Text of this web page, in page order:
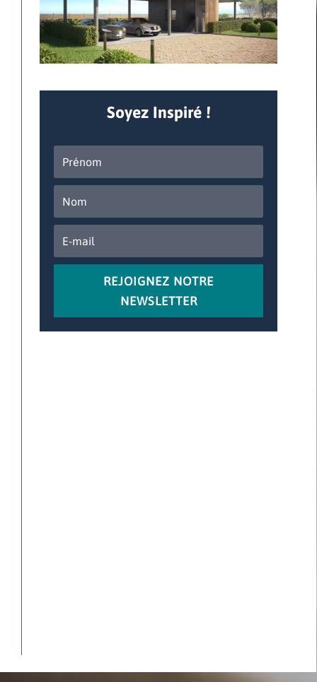
Soyez Inspiré !
REJOIGNEZ NOTRE
NEWSLETTER